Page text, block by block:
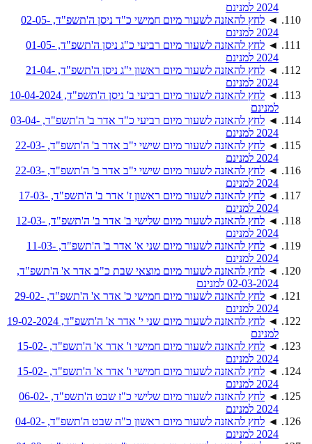
2024 למנינם
◄
לחץ להאזנה לשעור מיום חמישי כ"ד ניסן ה'תשפ"ד, 02-05-
2024 למנינם
◄
לחץ להאזנה לשעור מיום רביעי כ"ג ניסן ה'תשפ"ד, 01-05-
2024 למנינם
◄
לחץ להאזנה לשעור מיום ראשון י"ג ניסן ה'תשפ"ד, 21-04-
2024 למנינם
◄
לחץ להאזנה לשעור מיום רביעי ב' ניסן ה'תשפ"ד, 10-04-2024
למנינם
◄
לחץ להאזנה לשעור מיום רביעי כ"ד אדר ב' ה'תשפ"ד, 03-04-
2024 למנינם
◄
לחץ להאזנה לשעור מיום שישי י"ב אדר ב' ה'תשפ"ד, 22-03-
2024 למנינם
◄
לחץ להאזנה לשעור מיום שישי י"ב אדר ב' ה'תשפ"ד, 22-03-
2024 למנינם
◄
לחץ להאזנה לשעור מיום ראשון ז' אדר ב' ה'תשפ"ד, 17-03-
2024 למנינם
◄
לחץ להאזנה לשעור מיום שלישי ב' אדר ב' ה'תשפ"ד, 12-03-
2024 למנינם
◄
לחץ להאזנה לשעור מיום שני א' אדר ב' ה'תשפ"ד, 11-03-
2024 למנינם
◄ לחץ להאזנה לשעור מיום מוצאי שבת כ"ב אדר א' ה'תשפ"ד,
02-03-2024 למנינם
◄
לחץ להאזנה לשעור מיום חמישי כ' אדר א' ה'תשפ"ד, 29-02-
2024 למנינם
◄
לחץ להאזנה לשעור מיום שני י' אדר א' ה'תשפ"ד, 19-02-2024
למנינם
◄
לחץ להאזנה לשעור מיום חמישי ו' אדר א' ה'תשפ"ד, 15-02-
2024 למנינם
◄
לחץ להאזנה לשעור מיום חמישי ו' אדר א' ה'תשפ"ד, 15-02-
2024 למנינם
◄
לחץ להאזנה לשעור מיום שלישי כ"ז שבט ה'תשפ"ד, 06-02-
2024 למנינם
◄
לחץ להאזנה לשעור מיום ראשון כ"ה שבט ה'תשפ"ד, 04-02-
2024 למנינם